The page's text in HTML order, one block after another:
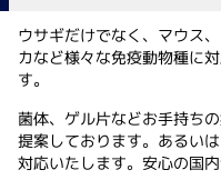
ウサギだけでなく、マウス
カなど様々な免疫動物種に
す。
菌体、ゲル片などお手持ち
提案しております。あるい
対応いたします。安心の国内